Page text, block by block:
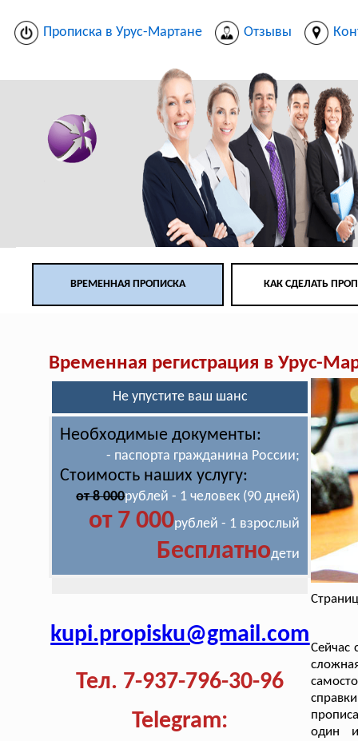
Прописка в Урус-Мартане Отзывы
ВРЕМЕННАЯ ПРОПИСКА КАК СДЕЛАТЬ
Временная регистрация в Урус-
Не упустите ваш шанс
Необходимые документы:
- паспорта гражданина России;
Стоимость наших услугу:
от 8 000рублей - 1 человек (90 дней)
от 7 000рублей - 1 взрослый
Бесплатнодети
kupi.propisku@gmail.com
Тел. 7-937-796-30-96
Telegram:
Сейчас
один